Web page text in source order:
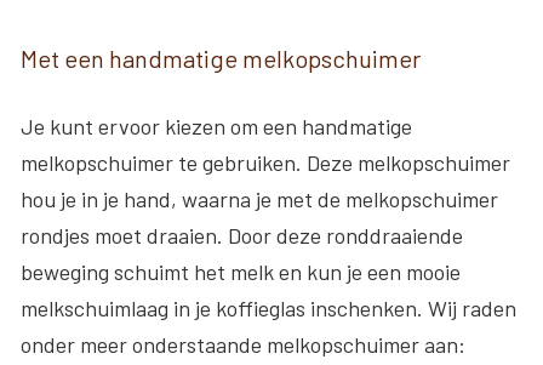
Met een handmatige melkopschuimer
Je kunt ervoor kiezen om een handmatige
melkopschuimer te gebruiken. Deze melkopschuimer
hou je in je hand, waarna je met de melkopschuimer
rondjes moet draaien. Door deze ronddraaiende
beweging schuimt het melk en kun je een mooie
melkschuimlaag in je koffieglas inschenken. Wij raden
onder meer onderstaande melkopschuimer aan: